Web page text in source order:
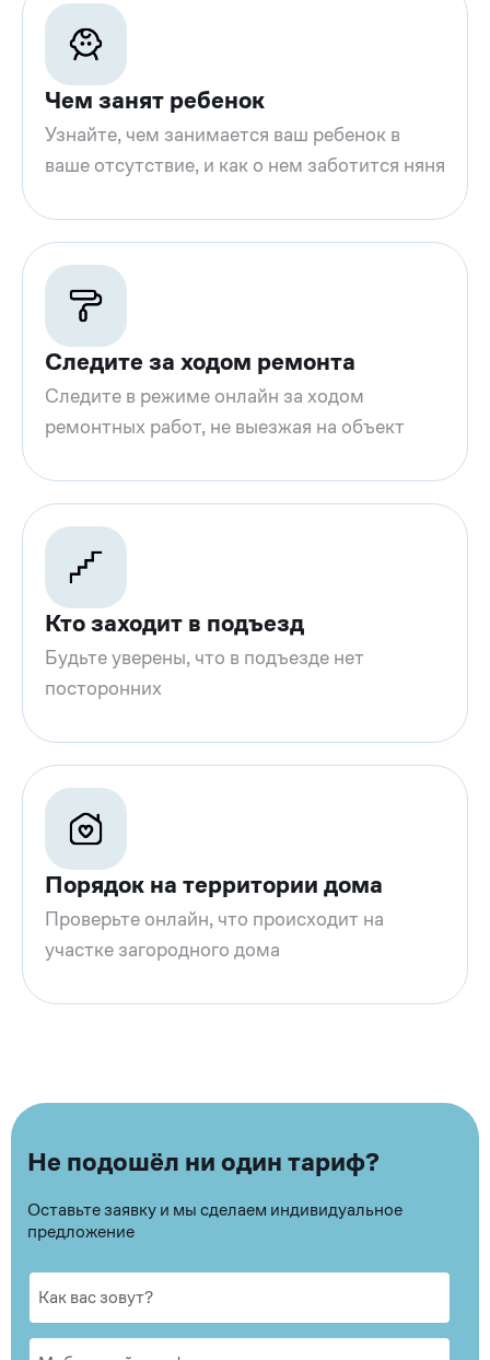
Чем занят ребенок
Узнайте, чем занимается ваш ребенок в
ваше отсутствие, и как о нем заботится няня
Следите за ходом ремонта
Следите в режиме онлайн за ходом
ремонтных работ, не выезжая на объект
Кто заходит в подъезд
Будьте уверены, что в подъезде нет
посторонних
Порядок на территории дома
Проверьте онлайн, что происходит на
участке загородного дома
Не подошёл ни один тариф?
Оставьте заявку и мы сделаем индивидуальное
предложение